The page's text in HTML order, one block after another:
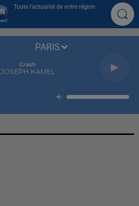
Toute l'actualité de votre région
Crash
JOSEPH KAMEL
PARIS